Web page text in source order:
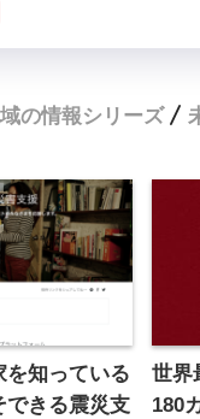
の情報シリーズ
知っている
きる震災支
世界
180